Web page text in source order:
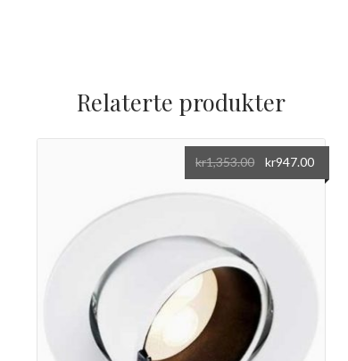
Relaterte produkter
kr1,353.00 kr947.00